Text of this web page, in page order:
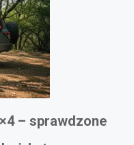
– sprawdzone